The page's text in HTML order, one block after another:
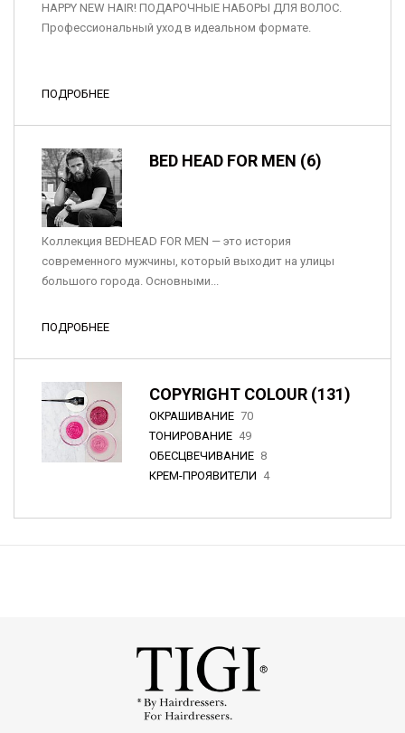
HAPPY NEW HAIR! ПОДАРОЧНЫЕ НАБОРЫ ДЛЯ ВОЛОС.
Профессиональный уход в идеальном формате.
ПОДРОБНЕЕ
BED HEAD FOR MEN (6)
Коллекция BEDHEAD FOR MEN — это история
современного мужчины, который выходит на улицы
большого города. Основными...
ПОДРОБНЕЕ
COPYRIGHT COLOUR (131)
ОКРАШИВАНИЕ 70
ТОНИРОВАНИЕ 49
ОБЕСЦВЕЧИВАНИЕ 8
КРЕМ-ПРОЯВИТЕЛИ 4